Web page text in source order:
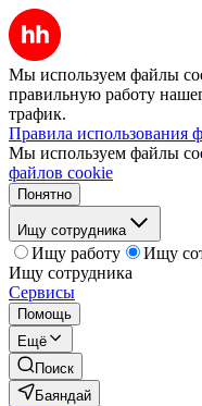
Мы используем файлы
правильную работу
трафик.
Правила использования
Мы используем файлы
файлов cookie
Понятно
Ищу сотрудника
Ищу работу
Ищу
Ищу сотрудника
Сервисы
Помощь
Ещё
Поиск
Баяндай